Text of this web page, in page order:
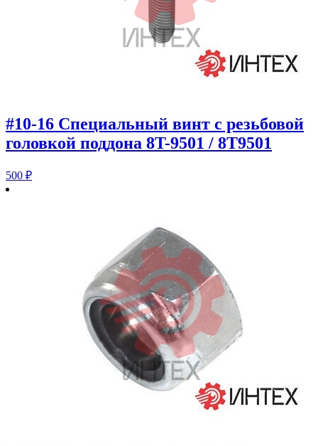
#10-16 Специальный винт с резьбовой
головкой поддона 8T-9501 / 8T9501
500 ₽